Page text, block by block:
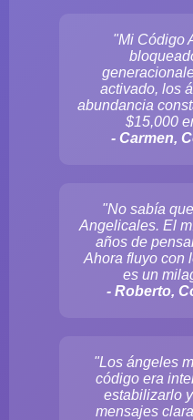
"Mi Código
activado, los
abundancia
$15,000
- Carmen,
"No sabía
Angelicales. El
años de
Ahora fluyo con
es un
- Roberto,
"Los ángeles
código era
estabilizarlo
mensajes